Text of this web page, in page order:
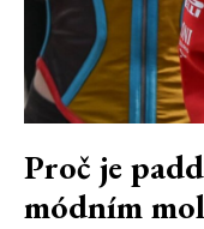
Proč je
módním